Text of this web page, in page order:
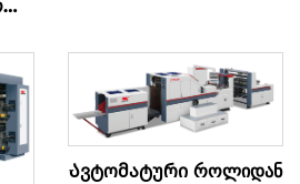
Ავტომატური როლიდან